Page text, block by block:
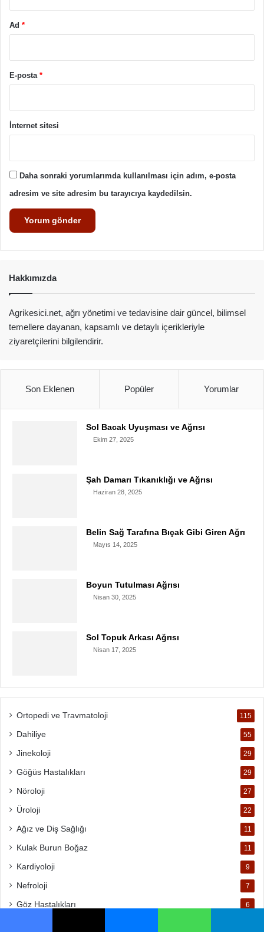
Ad *
E-posta *
İnternet sitesi
Daha sonraki yorumlarımda kullanılması için adım, e-posta
adresim ve site adresim bu tarayıcıya kaydedilsin.
Hakkımızda
Agrikesici.net, ağrı yönetimi ve tedavisine dair güncel, bilimsel
temellere dayanan, kapsamlı ve detaylı içerikleriyle
ziyaretçilerini bilgilendirir.
Son Eklenen Popüler Yorumlar
Sol Bacak Uyuşması ve Ağrısı
Ekim 27, 2025
Şah Damarı Tıkanıklığı ve Ağrısı
Haziran 28, 2025
Belin Sağ Tarafına Bıçak Gibi Giren Ağrı
Mayıs 14, 2025
Boyun Tutulması Ağrısı
Nisan 30, 2025
Sol Topuk Arkası Ağrısı
Nisan 17, 2025
Ortopedi ve Travmatoloji 115
Dahiliye 55
Jinekoloji 29
Göğüs Hastalıkları 29
Nöroloji 27
Üroloji 22
Ağız ve Diş Sağlığı 11
Kulak Burun Boğaz 11
Kardiyoloji 9
Nefroloji 7
Göz Hastalıkları 6